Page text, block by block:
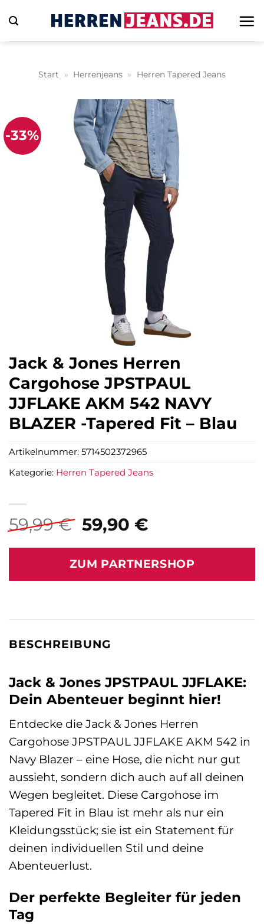
Inhalt
springen
Start » Herrenjeans » Herren Tapered Jeans
-33%
Jack & Jones Herren
Cargohose JPSTPAUL
JJFLAKE AKM 542 NAVY
BLAZER -Tapered Fit – Blau
59,99€ Ursprünglicher
Preis
war:
59,99 €
59,90 €Aktueller
ist:
59,90 €.
ZUM PARTNERSHOP
Artikelnummer: 5714502372965
Kategorie: Herren Tapered Jeans
BESCHREIBUNG
Jack & Jones JPSTPAUL JJFLAKE:
Dein Abenteuer beginnt hier!
Entdecke die Jack & Jones Herren
Cargohose JPSTPAUL JJFLAKE AKM 542 in
Navy Blazer – eine Hose, die nicht nur gut
aussieht, sondern dich auch auf all deinen
Wegen begleitet. Diese Cargohose im
Tapered Fit in Blau ist mehr als nur ein
Kleidungsstück; sie ist ein Statement für
deinen individuellen Stil und deine
Abenteuerlust.
Der perfekte Begleiter für jeden
Tag